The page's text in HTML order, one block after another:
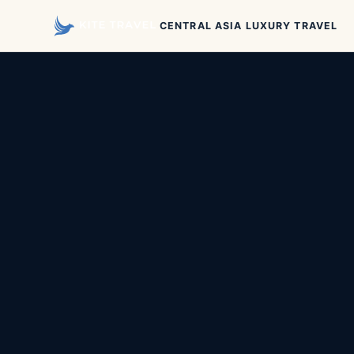
CENTRAL ASIA LUXURY TRAVEL